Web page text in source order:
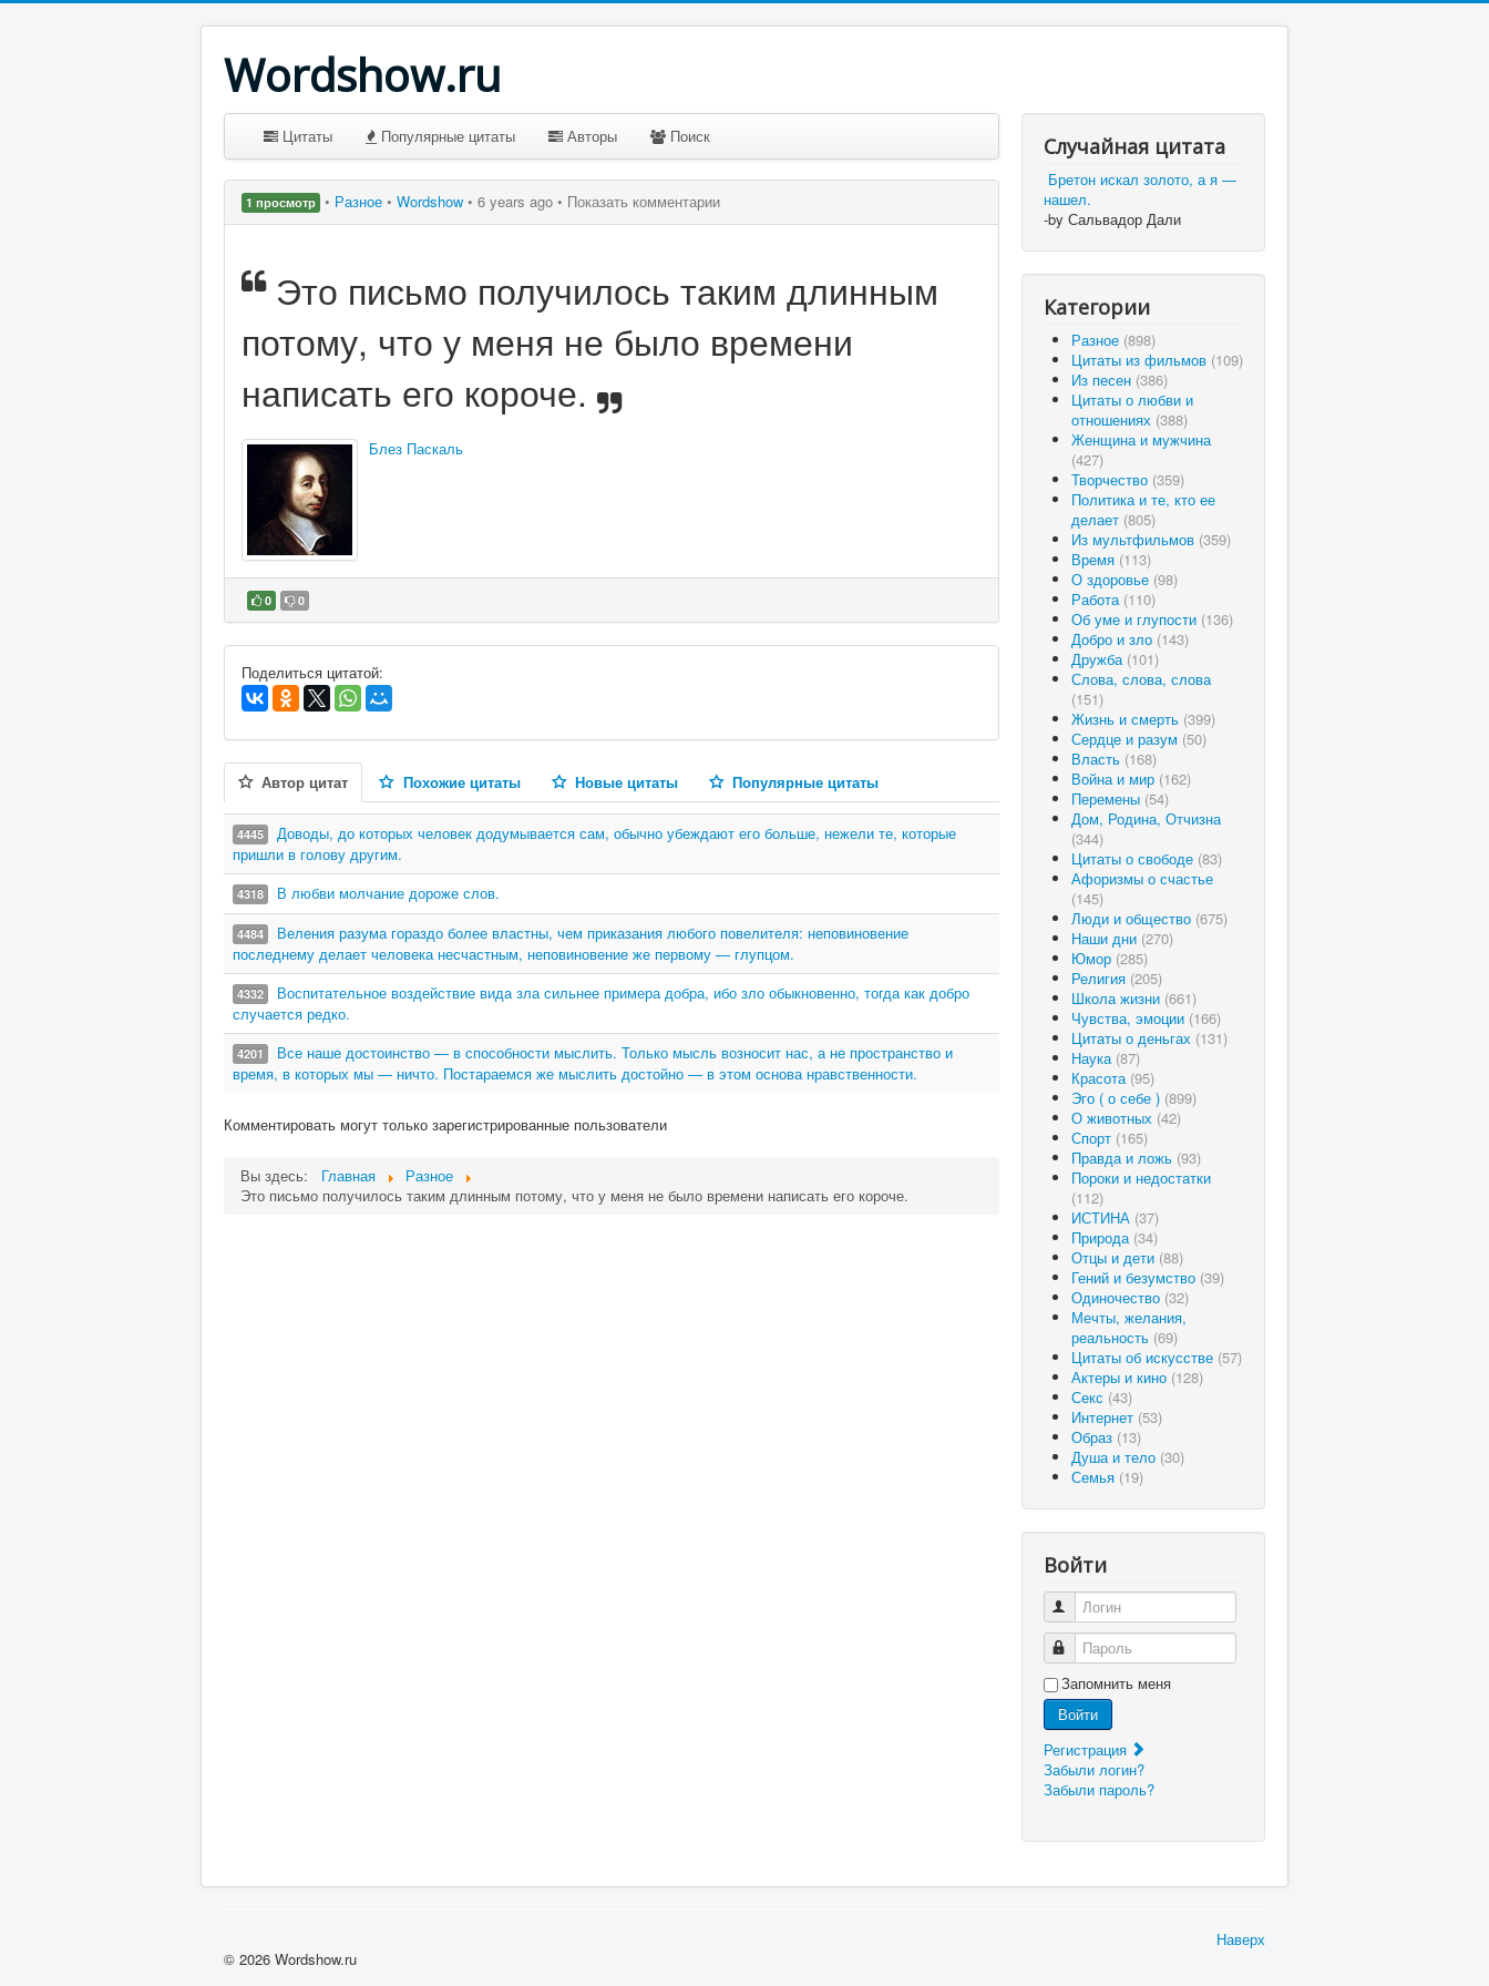
Wordshow.ru
Цитаты Популярные цитаты Авторы Поиск
1 просмотр • Разное • Wordshow • 6 years ago • Показать комментарии
Это письмо получилось таким длинным
потому, что у меня не было времени
написать его короче.
Блез Паскаль
0 0
В избранное
Поделиться цитатой:
Автор цитат Похожие цитаты Новые цитаты Популярные цитаты
4445
Доводы, до которых человек додумывается сам, обычно убеждают его больше, нежели те, которые
пришли в голову другим.
4318 В любви молчание дороже слов.
4484
Веления разума гораздо более властны, чем приказания любого повелителя: неповиновение
последнему делает человека несчастным, неповиновение же первому — глупцом.
4332
Воспитательное воздействие вида зла сильнее примера добра, ибо зло обыкновенно, тогда как добро
случается редко.
4201
Все наше достоинство — в способности мыслить. Только мысль возносит нас, а не пространство и
время, в которых мы — ничто. Постараемся же мыслить достойно — в этом основа нравственности.
Комментировать могут только зарегистрированные пользователи
Вы здесь: Главная
Разное
Это письмо получилось таким длинным потому, что у меня не было времени написать его короче.
Случайная цитата
Бретон искал золото, а я —
нашел.
-by Сальвадор Дали
Категории
Разное (898)
Цитаты из фильмов (109)
Из песен (386)
Цитаты о любви и
отношениях (388)
Женщина и мужчина
(427)
Творчество (359)
Политика и те, кто ее
делает (805)
Из мультфильмов (359)
Время (113)
О здоровье (98)
Работа (110)
Об уме и глупости (136)
Добро и зло (143)
Дружба (101)
Слова, слова, слова
(151)
Жизнь и смерть (399)
Сердце и разум (50)
Власть (168)
Война и мир (162)
Перемены (54)
Дом, Родина, Отчизна
(344)
Цитаты о свободе (83)
Афоризмы о счастье
(145)
Люди и общество (675)
Наши дни (270)
Юмор (285)
Религия (205)
Школа жизни (661)
Чувства, эмоции (166)
Цитаты о деньгах (131)
Наука (87)
Красота (95)
Эго ( о себе ) (899)
О животных (42)
Спорт (165)
Правда и ложь (93)
Пороки и недостатки
(112)
ИСТИНА (37)
Природа (34)
Отцы и дети (88)
Гений и безумство (39)
Одиночество (32)
Мечты, желания,
реальность (69)
Цитаты об искусстве (57)
Актеры и кино (128)
Секс (43)
Интернет (53)
Образ (13)
Душа и тело (30)
Семья (19)
Войти
Логин
Пароль
Запомнить меня
Войти
Регистрация
Забыли логин?
Забыли пароль?
Наверх
© 2026 Wordshow.ru